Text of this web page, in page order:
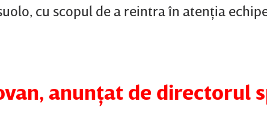
cu scopul de a reintra în atenţia
anunţat de directorul